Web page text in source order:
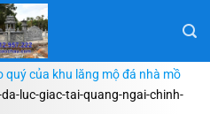
quý của khu lăng mộ đá nhà mồ
luc-giac-tai-quang-ngai-chinh-